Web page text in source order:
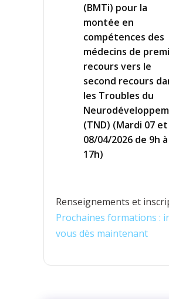
(BMTi) pour la
montée en
compétences des
médecins de
recours vers le
second recours
les Troubles du
(TND) (Mardi 07 et
08/04/2026 de 9h à
17h)
Renseignements et
Prochaines formations :
vous dès maintenant